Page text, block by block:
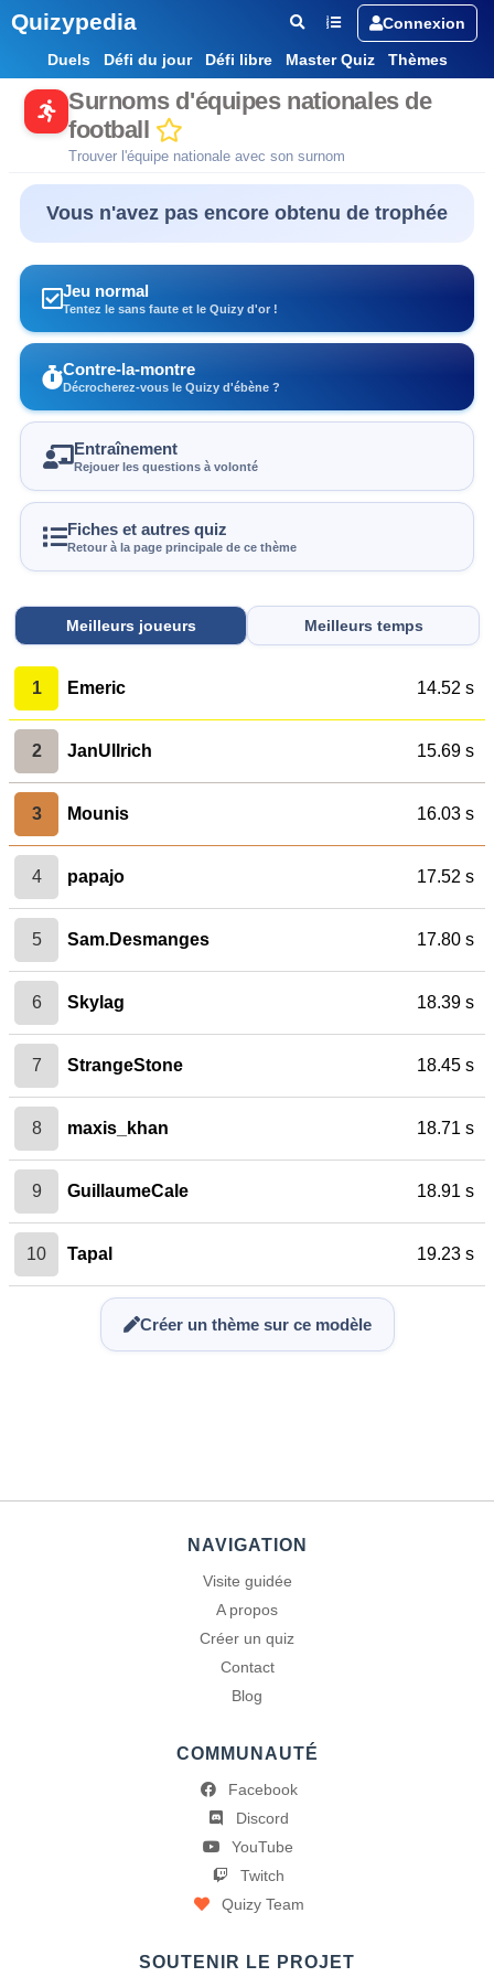
Quizypedia Connexion
Duels Défi du jour Défi libre Master Quiz Thèmes
Surnoms d'équipes nationales de
football
Trouver l'équipe nationale avec son surnom
Vous n'avez pas encore obtenu de trophée
Jeu normal
Tentez le sans faute et le Quizy d'or !
Contre-la-montre
Décrocherez-vous le Quizy d'ébène ?
Entraînement
Rejouer les questions à volonté
Fiches et autres quiz
Retour à la page principale de ce thème
Meilleurs joueurs Meilleurs temps
1 Emeric 14.52 s
2 JanUllrich 15.69 s
3 Mounis 16.03 s
4 papajo 17.52 s
5 Sam.Desmanges 17.80 s
6 Skylag 18.39 s
7 StrangeStone 18.45 s
8 maxis_khan 18.71 s
9 GuillaumeCale 18.91 s
10 Tapal 19.23 s
Créer un thème sur ce modèle
NAVIGATION
Visite guidée
A propos
Créer un quiz
Contact
Blog
COMMUNAUTÉ
Facebook
Discord
YouTube
Twitch
Quizy Team
SOUTENIR LE PROJET